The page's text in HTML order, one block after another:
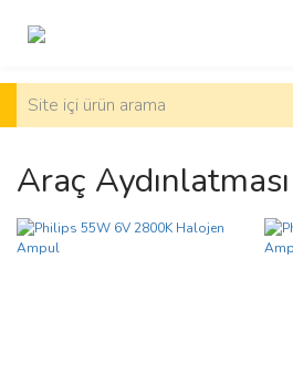
Araç Aydınlatması